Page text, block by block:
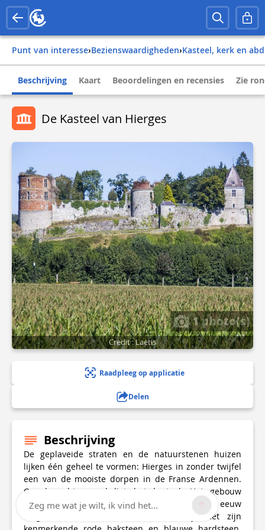
Punt van interesse› Bezienswaardigheden› Kasteel, kerk en
Beschrijving Kaart Beoordelingen en recensies Zie
De Kasteel van Hierges
1 photo(s)
Credit : Laetis
Raadpleeg op applicatie
Delen
Beschrijving
De geplaveide straten en de natuurstenen huizen
lijken één geheel te vormen: Hierges in zonder twijfel
een van de mooiste dorpen in de Franse Ardennen.
Op de achtergrond ligt het kasteel. Het gebouw
dateert uit de 9e eeuw, maar wordt in de 16e eeuw
omgebouwd in de Maasrenaissancestijl met zijn
Zeg me wat je wilt, ik vind het...